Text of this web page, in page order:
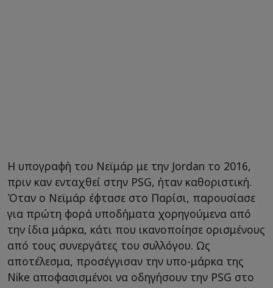
Η υπογραφή του Νεϊμάρ με την Jordan το 2016,
πριν καν ενταχθεί στην PSG, ήταν καθοριστική.
Όταν ο Νεϊμάρ έφτασε στο Παρίσι, παρουσίασε
για πρώτη φορά υποδήματα χορηγούμενα από
την ίδια μάρκα, κάτι που ικανοποίησε ορισμένους
από τους συνεργάτες του συλλόγου. Ως
αποτέλεσμα, προσέγγισαν την υπο-μάρκα της
Nike αποφασισμένοι να οδηγήσουν την PSG στο